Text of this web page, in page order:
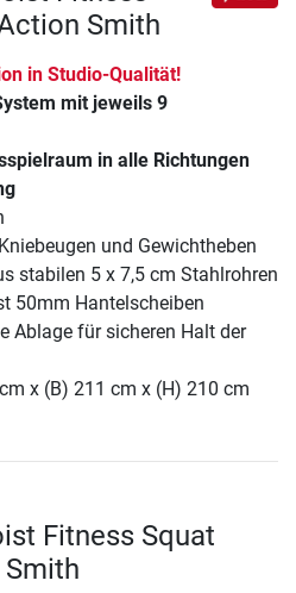
Smith
in Studio-Qualität!
mit jeweils 9
in alle Richtungen
und Gewichtheben
stabilen 5 x 7,5 cm Stahlrohren
50mm Hantelscheiben
Ablage für sicheren Halt der
x (B) 211 cm x (H) 210 cm
Fitness Squat